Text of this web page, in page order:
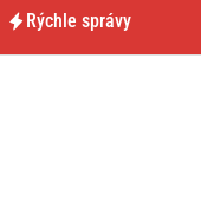
Rýchle správy